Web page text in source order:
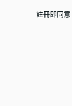
註冊即同意